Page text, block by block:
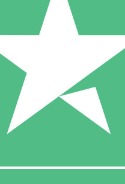
di Crediti
con crediti di download. Nessun
1 Download
10
US$1500